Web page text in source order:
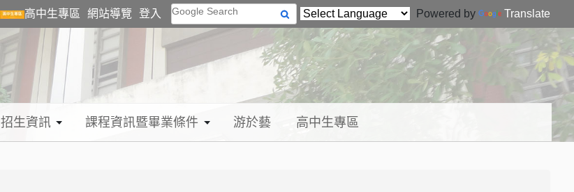
高中生專區 網站導覽 登入 Google Search Powered by Translate
招生資訊 課程資訊暨畢業條件 游於藝 高中生專區